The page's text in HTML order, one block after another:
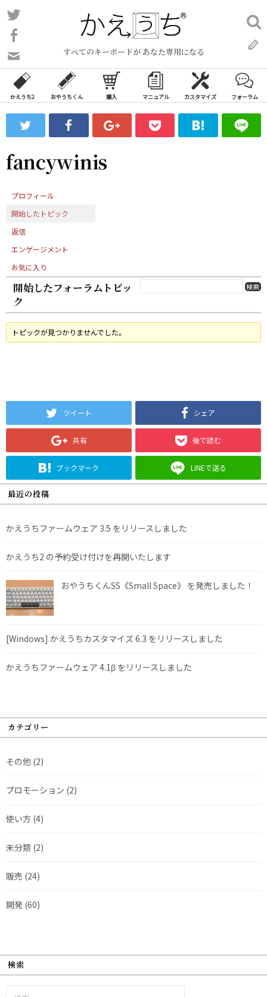
コ
ン
ン
ツ
ス
ッ
プ
すべてのキーボードが あなた専用になる
い
合
わ
フ
ォ
ム
検
索:
かえうち2 おやうちくん 購入 マニュアル カスタマイズ フォーラム
fancywinis
プロフィール
開始したトピック
返信
エンゲージメント
お気に入り
開始したフォーラムトピッ
ク
トピックが見つかりませんでした。
ツイート シェア
共有 後で読む
ブックマーク LINEで送る
最近の投稿
かえうちファームウェア 3.5 をリリースしました
かえうち2 の予約受け付けを再開いたします
おやうちくんSS《Small Space》 を発売しました！
[Windows] かえうちカスタマイズ 6.3 をリリースしました
かえうちファームウェア 4.1β をリリースしました
カテゴリー
その他 (2)
プロモーション (2)
使い方 (4)
未分類 (2)
販売 (24)
開発 (60)
検索